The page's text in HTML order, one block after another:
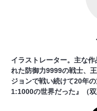
イラストレーター。主な
れた防御力9999の戦士、
ジョンで戦い続けて20年
1:1000の世界だった』（双